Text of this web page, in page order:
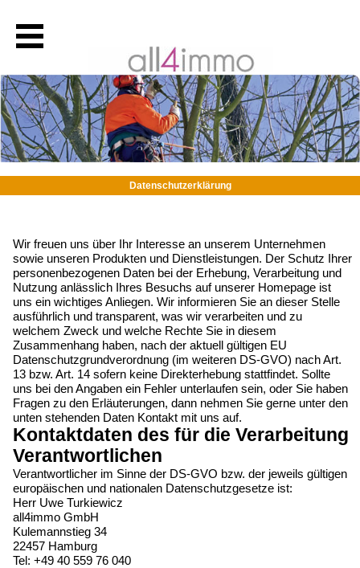
Datenschutzerklärung
Wir freuen uns über Ihr Interesse an unserem Unternehmen
sowie unseren Produkten und Dienstleistungen. Der Schutz Ihrer
personenbezogenen Daten bei der Erhebung, Verarbeitung und
Nutzung anlässlich Ihres Besuchs auf unserer Homepage ist
uns ein wichtiges Anliegen. Wir informieren Sie an dieser Stelle
ausführlich und transparent, was wir verarbeiten und zu
welchem Zweck und welche Rechte Sie in diesem
Zusammenhang haben, nach der aktuell gültigen EU
Datenschutzgrundverordnung (im weiteren DS-GVO) nach Art.
13 bzw. Art. 14 sofern keine Direkterhebung stattfindet. Sollte
uns bei den Angaben ein Fehler unterlaufen sein, oder Sie haben
Fragen zu den Erläuterungen, dann nehmen Sie gerne unter den
unten stehenden Daten Kontakt mit uns auf.
Kontaktdaten des für die Verarbeitung
Verantwortlichen
Verantwortlicher im Sinne der DS-GVO bzw. der jeweils gültigen
europäischen und nationalen Datenschutzgesetze ist:
Herr Uwe Turkiewicz
all4immo GmbH
Kulemannstieg 34
22457 Hamburg
Tel: +49 40 559 76 040